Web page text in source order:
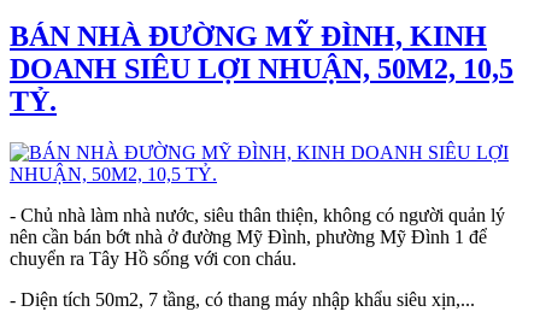
BÁN NHÀ ĐƯỜNG MỸ ĐÌNH, KINH
DOANH SIÊU LỢI NHUẬN, 50M2, 10,5
TỶ.
- Chủ nhà làm nhà nước, siêu thân thiện, không có người quản lý
nên cần bán bớt nhà ở đường Mỹ Đình, phường Mỹ Đình 1 để
chuyển ra Tây Hồ sống với con cháu.
- Diện tích 50m2, 7 tầng, có thang máy nhập khẩu siêu xịn,...